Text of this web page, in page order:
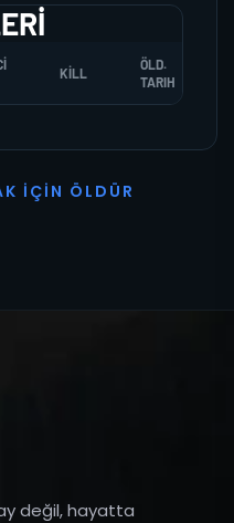
KILL
ÖLD.
TARIH
K İ ÇI N Ö L D Ü R
değil, hayatta